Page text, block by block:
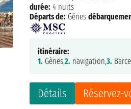
Détails Réservez-
durée: 4 nuits
Départs de: Gênes
itinéraire:
1. Gênes,2. navigation,3.